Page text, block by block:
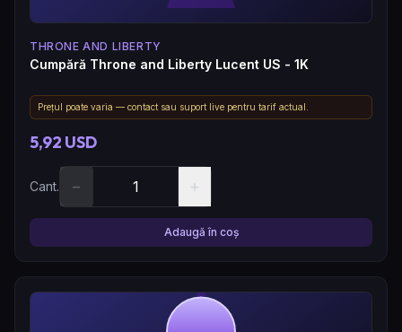
THRONE AND LIBERTY
Cumpără Throne and Liberty Lucent US - 1K
Prețul poate varia — contact sau suport live pentru tarif actual.
5,92 USD
Cant. − +
Adaugă în coș